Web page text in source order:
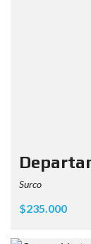
Surco
$235.000